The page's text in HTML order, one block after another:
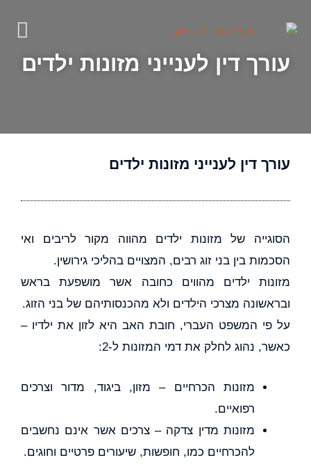
עורך דין לענייני מזונות ילדים
עורך דין לענייני מזונות ילדים
הסוגייה של מזונות ילדים מהווה מקור לריבים ואי
הסכמות בין בני זוג רבים, המצויים בהליכי גירושין.
מזונות ילדים מהווים כחובה אשר מושפעת בראש
ובראשונה מצרכי הילדים ולא מהכנסותיהם של בני הזוג.
על פי המשפט העברי, חובת האב היא לזון את ילדיו –
כאשר, נהוג לחלק את דמי המזונות ל-2:
מזונות הכרחיים – מזון, ביגוד, מדור וצרכים
רפואיים.
מזונות מדין צדקה – צרכים אשר אינם נחשבים
להכרחיים כמו, חופשות, שיעורים פרטיים וחוגים.